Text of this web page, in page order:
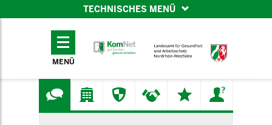
TECHNISCHES MENÜ
TECHNISCHES
MENÜ